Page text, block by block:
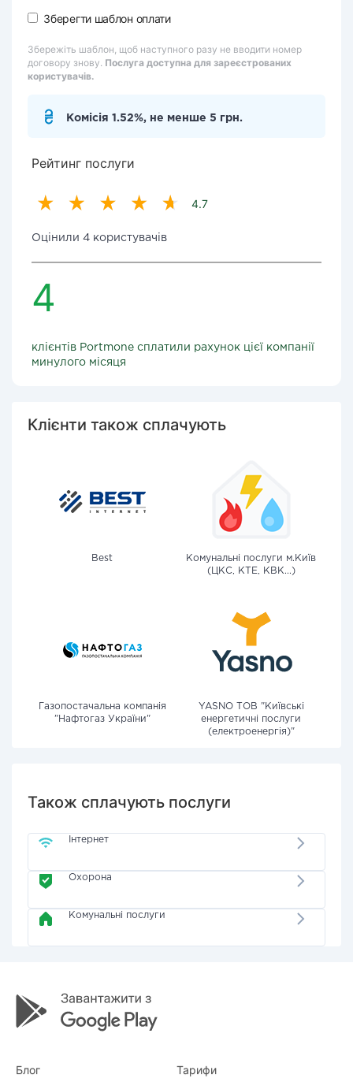
Зберегти шаблон оплати
Збережіть шаблон, щоб наступного разу не вводити номер
договору знову. Послуга доступна для зареєстрованих
користувачів.
Комісія 1.52%, не менше 5 грн.
Рейтинг послуги
4.7
Оцінили 4 користувачів
4
клієнтів Portmone сплатили рахунок цієї компанії
минулого місяця
Клієнти також сплачують
Best
Комунальні послуги м.Київ
(ЦКС, КТЕ, КВК...)
Газопостачальна компанія
"Нафтогаз України"
YASNO ТОВ "Київські
енергетичні послуги
(електроенергія)"
Також сплачують послуги
Інтернет
Охорона
Комунальні послуги
Блог Тарифи